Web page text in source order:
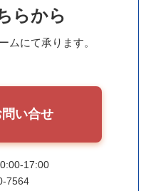
らから
ムにて承ります。
い合せ
17:00
7564